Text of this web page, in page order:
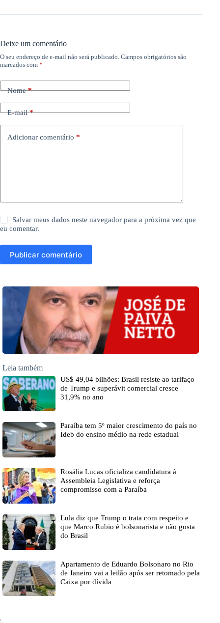
Deixe um comentário
O seu endereço de e-mail não será publicado. Campos obrigatórios são
marcados com *
Nome*
E-mail*
Adicionar comentário *
Salvar meus dados neste navegador para a próxima vez que
eu comentar.
Publicar comentário
Leia também
US$ 49,04 bilhões: Brasil resiste ao tarifaço
de Trump e superávit comercial cresce
31,9% no ano
Paraíba tem 5º maior crescimento do país no
Ideb do ensino médio na rede estadual
Rosália Lucas oficializa candidatura à
Assembleia Legislativa e reforça
compromisso com a Paraíba
Lula diz que Trump o trata com respeito e
que Marco Rubio é bolsonarista e não gosta
do Brasil
Apartamento de Eduardo Bolsonaro no Rio
de Janeiro vai a leilão após ser retomado pela
Caixa por dívida